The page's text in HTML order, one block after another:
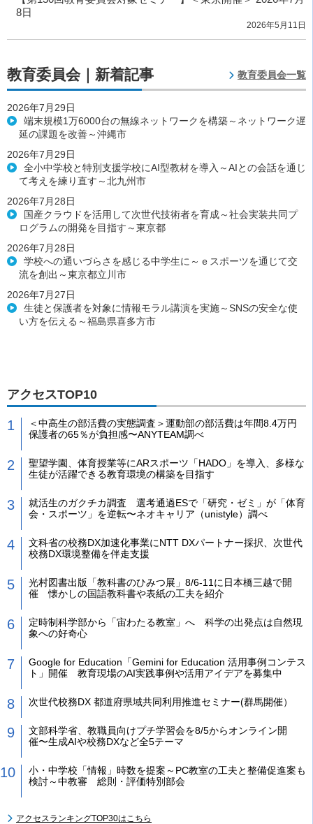
8日
2026年5月11日
教育委員会｜新着記事 教育委員会一覧
2026年7月29日
端末規模1万6000台の無線ネットワークを構築～ネットワーク遅
延の課題を改善～沖縄市
2026年7月29日
全小中学校と特別支援学校にAI型教材を導入～AIとの会話を通じ
て考えを練り直す～北九州市
2026年7月28日
国産クラウドを活用して次世代技術者を育成～社会実装共同プ
ログラムの開発を目指す～東京都
2026年7月28日
学校への通いづらさを感じる中学生に～ｅスポーツを通じて交
流を創出～東京都立川市
2026年7月27日
生徒と保護者を対象に情報モラル講演を実施～SNSの安全な使
い方を伝える～福島県喜多方市
アクセスTOP10
＜中高生の部活費の実態調査＞運動部の部活費は年間8.4万円
保護者の65％が負担感〜ANYTEAM調べ
聖望学園、体育授業等にARスポーツ「HADO」を導入、多様な
生徒が活躍できる教育環境の構築を目指す
就活生のガクチカ調査 選考通過ESで「研究・ゼミ」が「体育
会・スポーツ」を逆転〜ネオキャリア（unistyle）調べ
文科省の校務DX加速化事業にNTT DXパートナー採択、次世代
校務DX環境整備を伴走支援
光村図書出版「教科書のひみつ展」8/6-11に日本橋三越で開
催 懐かしの国語教科書や表紙の工夫を紹介
定時制科学部から「宙わたる教室」へ 科学の出発点は自然現
象への好奇心
Google for Education「Gemini for Education 活用事例コンテス
ト」開催 教育現場のAI実践事例や活用アイデアを募集中
次世代校務DX 都道府県域共同利用推進セミナー(群馬開催）
文部科学省、教職員向けプチ学習会を8/5からオンライン開
催〜生成AIや校務DXなど全5テーマ
小・中学校「情報」時数を提案～PC教室の工夫と整備促進案も
検討～中教審 総則・評価特別部会
アクセスランキングTOP30はこちら